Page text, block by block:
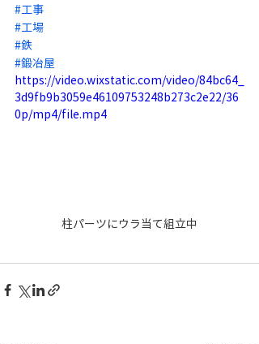
#工事
#工場
#鉄
#鍛冶屋
https://video.wixstatic.com/video/84bc64_
3d9fb9b3059e46109753248b273c2e22/36
0p/mp4/file.mp4
柱パーツにウラ当て組立中